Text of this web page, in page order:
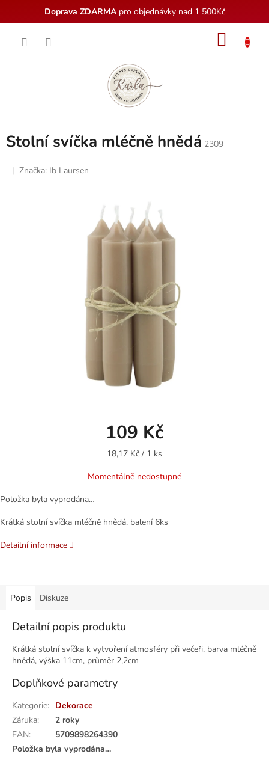
Doprava ZDARMApro objednávky nad 1 500Kč
Stolní svíčka mléčně hnědá 2309
Značka: Ib Laursen
109 Kč
Měrná
18,17 Kč / 1 ks
Momentálně nedostupné
Položka byla vyprodána…
Krátká stolní svíčka mléčně hnědá, balení 6ks
Detailní informace
Popis Diskuze
Detailní popis produktu
Krátká stolní svíčka k vytvoření atmosféry při večeři, barva mléčně
hnědá, výška 11cm, průměr 2,2cm
Doplňkové parametry
Kategorie: Dekorace
Záruka:
2 roky
EAN:
5709898264390
Položka byla vyprodána…